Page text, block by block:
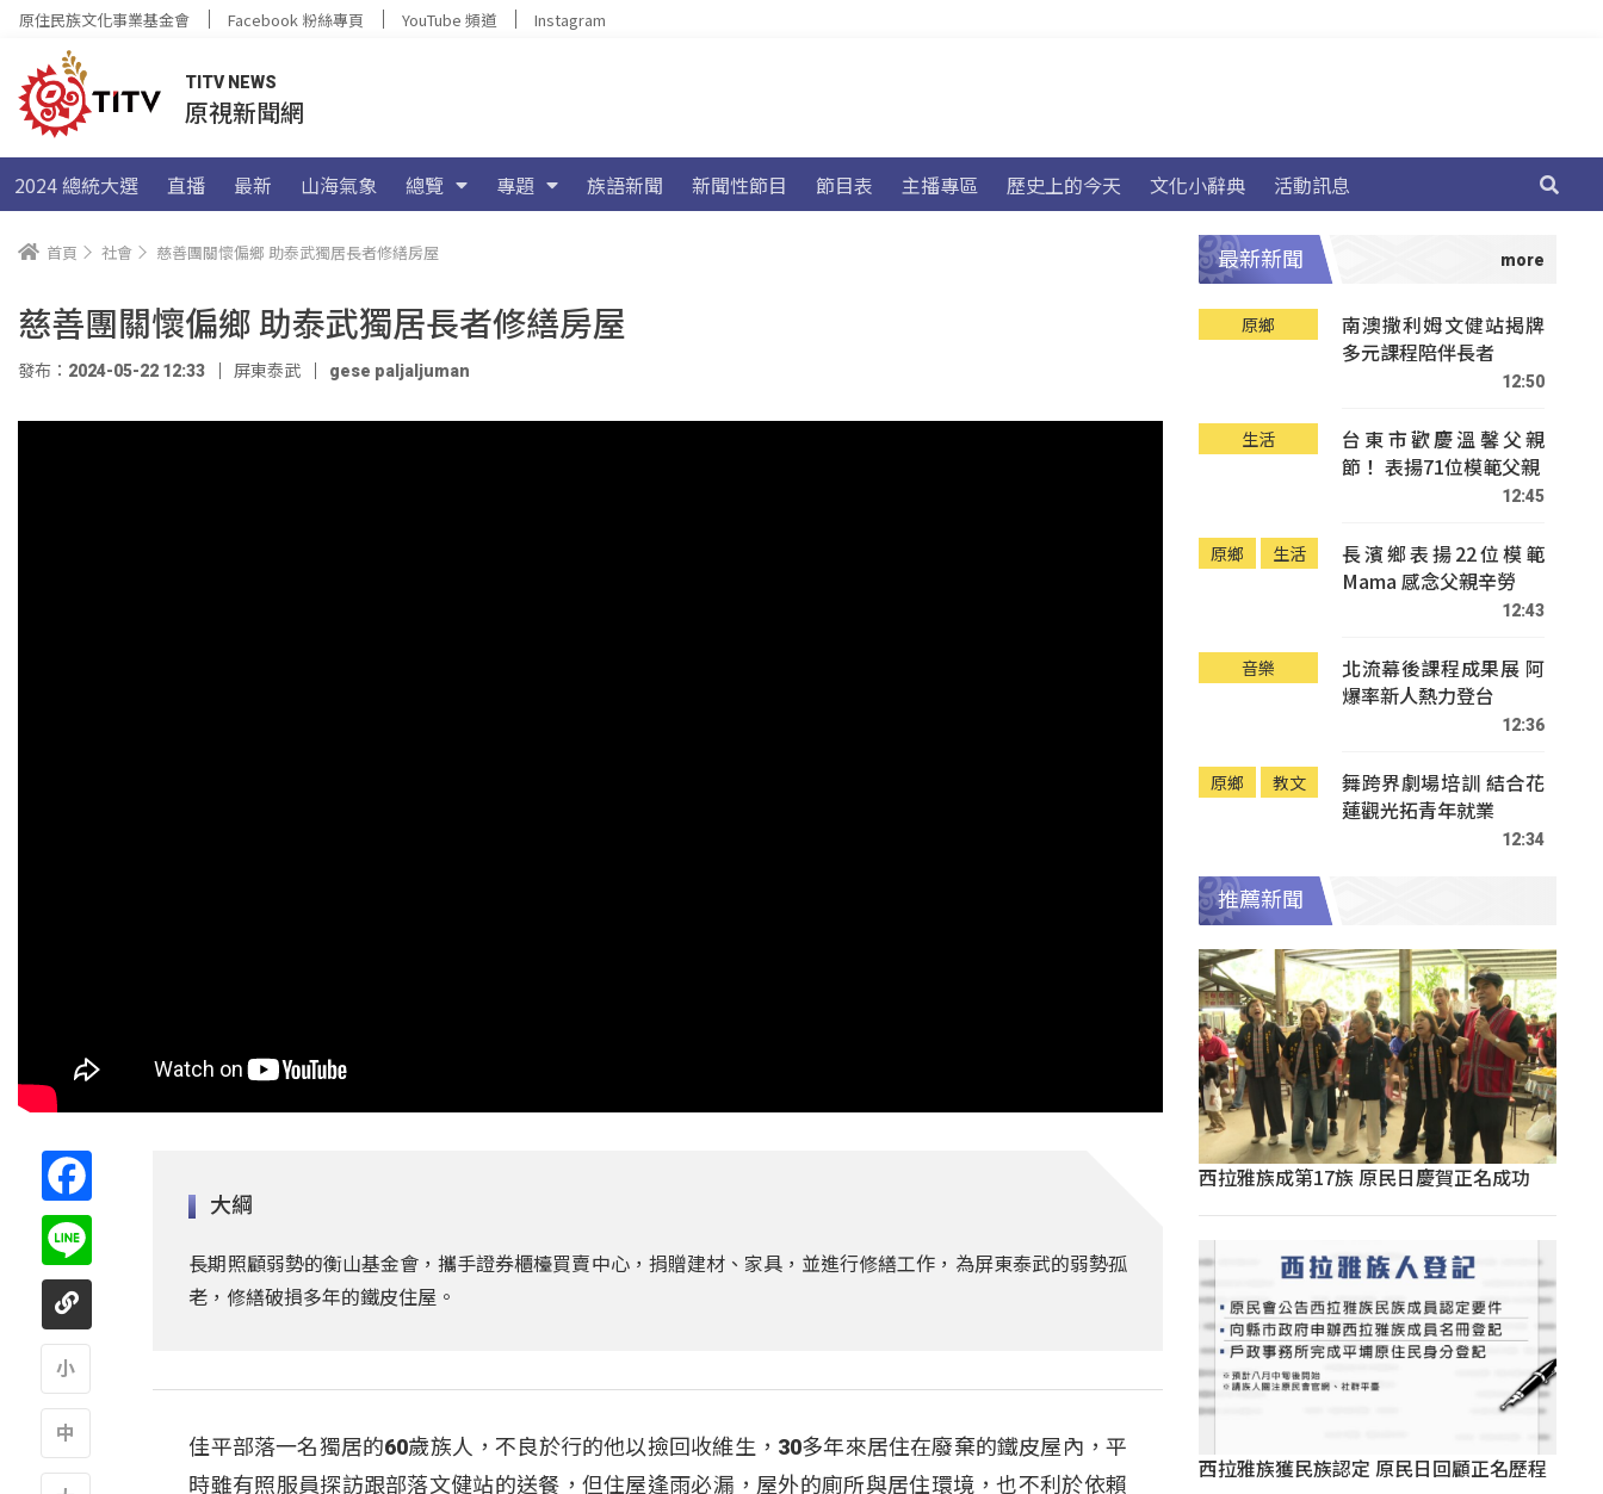
原住民族文化事業基金會 Facebook 粉絲專頁 YouTube 頻道 Instagram
TITV NEWS
原視新聞網
2024 總統大選 直播 最新 山海氣象 總覽 專題 族語新聞 新聞性節目 節目表 主播專區 歷史上的今天 文化小辭典 活動訊息
首頁 社會 慈善團關懷偏鄉 助泰武獨居長者修繕房屋
慈善團關懷偏鄉 助泰武獨居長者修繕房屋
發布：2024-05-22 12:33 屏東泰武 gese paljaljuman
大綱
長期照顧弱勢的衡山基金會，攜手證券櫃檯買賣中心，捐贈建材、家具，並進行修繕工作，為屏東泰武的弱勢孤
老，修繕破損多年的鐵皮住屋。
佳平部落一名獨居的60歲族人，不良於行的他以撿回收維生，30多年來居住在廢棄的鐵皮屋內，平
時雖有照服員探訪跟部落文健站的送餐，但住屋逢雨必漏，屋外的廁所與居住環境，也不利於依賴
最新新聞
原鄉
南澳撒利姆文健站揭牌
多元課程陪伴長者
12:50
生活
台東市歡慶溫馨父親
節！ 表揚71位模範父親
12:45
原鄉 生活
長濱鄉表揚22位模範
Mama 感念父親辛勞
12:43
音樂
北流幕後課程成果展 阿
爆率新人熱力登台
12:36
原鄉 教文
舞跨界劇場培訓 結合花
蓮觀光拓青年就業
12:34
推薦新聞
西拉雅族成第17族 原民日慶賀正名成功
西拉雅族獲民族認定 原民日回顧正名歷程